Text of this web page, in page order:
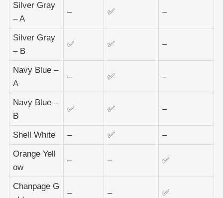
Silver Gray
– A
– ✅ –
Silver Gray
– B
✅ ✅ –
Navy Blue –
A
– ✅ –
Navy Blue –
B
✅ ✅ –
Shell White – ✅
–
Orange Yell
ow
– – ✅
Chanpage G
– – ✅